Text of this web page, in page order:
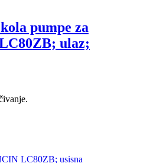
pumpe za
ulaz;